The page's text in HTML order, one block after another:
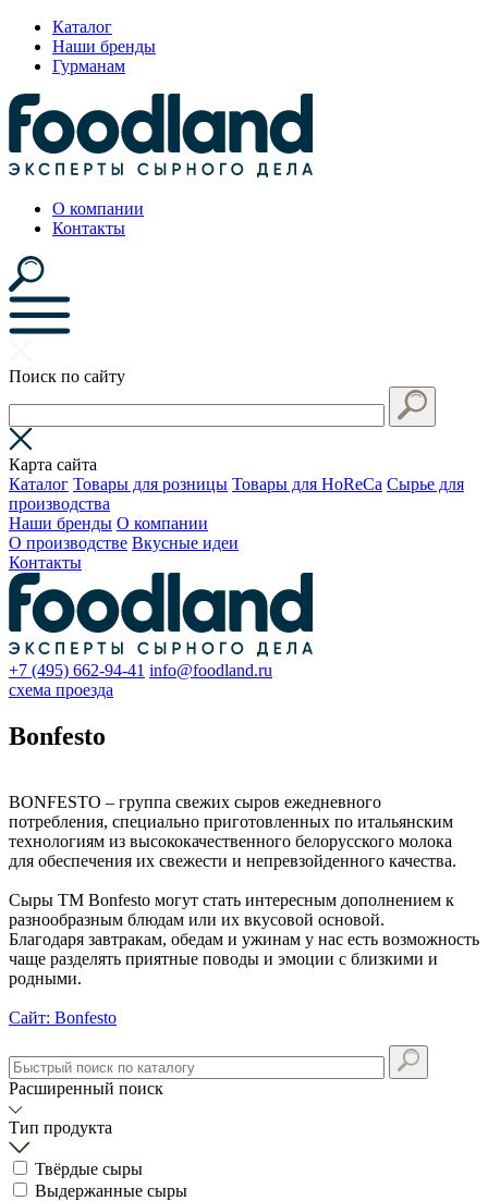
Каталог
Наши бренды
Гурманам
О компании
Контакты
Поиск по сайту
Карта сайта
Каталог Товары для розницы Товары для HoReCa Сырье для
производства
Наши бренды О компании
О производстве Вкусные идеи
Контакты
+7 (495) 662-94-41 info@foodland.ru
схема проезда
Bonfesto
BONFESTO – группа свежих сыров ежедневного
потребления, специально приготовленных по итальянским
технологиям из высококачественного белорусского молока
для обеспечения их свежести и непревзойденного качества.
Сыры ТМ Bonfesto могут стать интересным дополнением к
разнообразным блюдам или их вкусовой основой.
Благодаря завтракам, обедам и ужинам у нас есть возможность
чаще разделять приятные поводы и эмоции с близкими и
родными.
Сайт: Bonfesto
Расширенный поиск
Тип продукта
Твёрдые сыры
Выдержанные сыры